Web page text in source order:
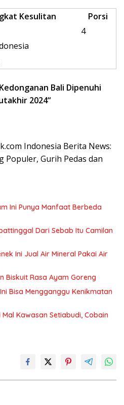
Kesulitan
Porsi
4
Bali Dipenuhi
2024“
Indonesia Berita News:
Populer, Gurih Pedas dan
Ini Punya Manfaat Berbeda
Dari Sebab Itu Camilan
Ini Jual Air Mineral Pakai Air
Biskuit Rasa Ayam Goreng
Bisa Mengganggu Kenikmatan
Kawasan Setiabudi, Cobain